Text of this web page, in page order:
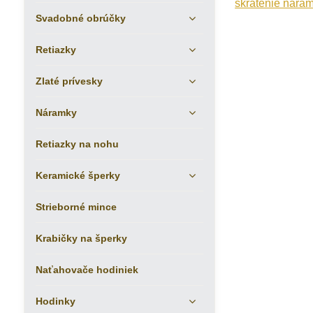
skrátenie
Svadobné obrúčky
Retiazky
Zlaté prívesky
Náramky
Retiazky na nohu
Keramické šperky
Strieborné mince
Krabičky na šperky
Naťahovače hodiniek
Hodinky